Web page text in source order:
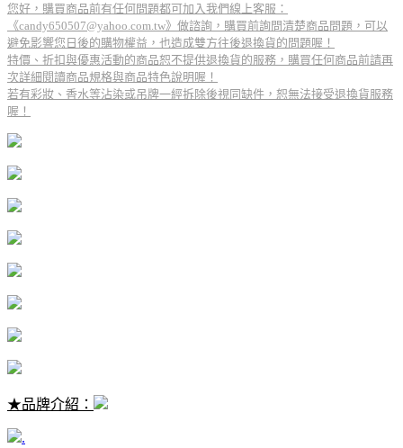
您好，購買商品前有任何問題都可加入我們線上客服：
《candy650507@yahoo.com.tw》做諮詢，購買前詢問清楚商品問題，可以
避免影響您日後的購物權益，也造成雙方往後退換貨的問題喔！
特價、折扣與優惠活動的商品恕不提供退換貨的服務，購買任何商品前請再
次詳細閱讀商品規格與商品特色說明喔！
若有彩妝、香水等沾染或吊牌一經拆除後視同缺件，恕無法接受退換貨服務
喔！
★品牌介紹：
.